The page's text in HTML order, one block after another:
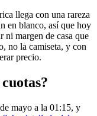
llega con una rareza
en blanco, así que hoy
margen de casa que
no la camiseta, y con
precio.
mayo a la 01:15, y